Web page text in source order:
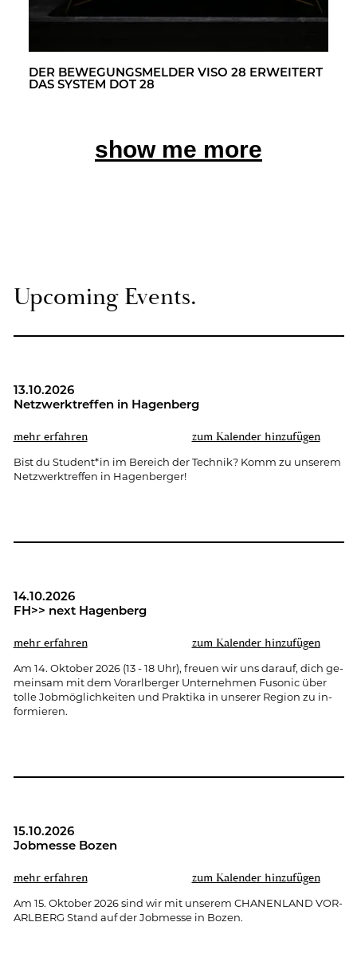
DER BE­WE­GUNGS­MEL­DER VISO 28 ER­WEI­TERT
DAS SYS­TEM DOT 28
show me more
Up­co­ming Events.
13.10.2026
Netz­werk­tref­fen in Ha­gen­berg
mehr er­fah­ren zum Ka­len­der hin­zu­fü­gen
Bist du Stu­dent*in im Be­reich der Tech­nik? Komm zu un­se­rem
Netz­werk­tref­fen in Ha­gen­ber­ger!
14.10.2026
FH>> next Ha­gen­berg
mehr er­fah­ren zum Ka­len­der hin­zu­fü­gen
Am 14. Ok­to­ber 2026 (13 - 18 Uhr), freu­en wir uns dar­auf, dich ge­
mein­sam mit dem Vor­arl­ber­ger Un­ter­neh­men Fu­so­nic über
tolle Job­mög­lich­kei­ten und Prak­ti­ka in un­se­rer Re­gi­on zu in­
for­mie­ren.
15.10.2026
Job­mes­se Bozen
mehr er­fah­ren zum Ka­len­der hin­zu­fü­gen
Am 15. Ok­to­ber 2026 sind wir mit un­se­rem CHA­NEN­LAND VOR­
ARL­BERG Stand auf der Job­mes­se in Bozen.